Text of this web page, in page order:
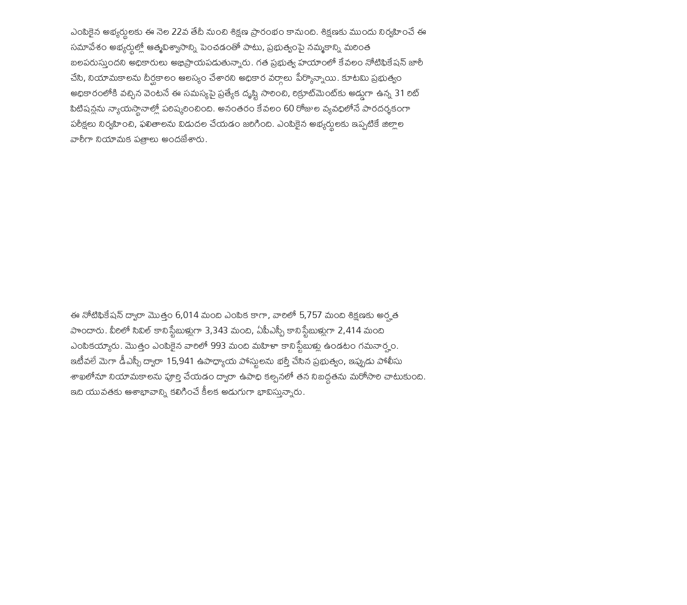
ఎంపికైన అభ్యర్థులకు ఈ నెల 22వ తేదీ నుంచి శిక్షణ ప్రారంభం కానుంది. శిక్షణకు ముందు నిర్వహించే ఈ
సమావేశం అభ్యర్థుల్లో ఆత్మవిశ్వాసాన్ని పెంచడంతో పాటు, ప్రభుత్వంపై నమ్మకాన్ని మరింత
బలపరుస్తుందని అధికారులు అభిప్రాయపడుతున్నారు. గత ప్రభుత్వ హయాంలో కేవలం నోటిఫికేషన్ జారీ
చేసి, నియామకాలను దీర్ఘకాలం ఆలస్యం చేశారని అధికార వర్గాలు పేర్కొన్నాయి. కూటమి ప్రభుత్వం
అధికారంలోకి వచ్చిన వెంటనే ఈ సమస్యపై ప్రత్యేక దృష్టి సారించి, రిక్రూట్‌మెంట్‌కు అడ్డుగా ఉన్న 31 రిట్
పిటిషన్లను న్యాయస్థానాల్లో పరిష్కరించింది. అనంతరం కేవలం 60 రోజుల వ్యవధిలోనే పారదర్శకంగా
పరీక్షలు నిర్వహించి, ఫలితాలను విడుదల చేయడం జరిగింది. ఎంపికైన అభ్యర్థులకు ఇప్పటికే జిల్లాల
వారీగా నియామక పత్రాలు అందజేశారు.
ఈ నోటిఫికేషన్ ద్వారా మొత్తం 6,014 మంది ఎంపిక కాగా, వారిలో 5,757 మంది శిక్షణకు అర్హత
పొందారు. వీరిలో సివిల్ కానిస్టేబుళ్లుగా 3,343 మంది, ఏపీఎస్పీ కానిస్టేబుళ్లుగా 2,414 మంది
ఎంపికయ్యారు. మొత్తం ఎంపికైన వారిలో 993 మంది మహిళా కానిస్టేబుళ్లు ఉండటం గమనార్హం.
ఇటీవలే మెగా డీఎస్సీ ద్వారా 15,941 ఉపాధ్యాయ పోస్టులను భర్తీ చేసిన ప్రభుత్వం, ఇప్పుడు పోలీసు
శాఖలోనూ నియామకాలను పూర్తి చేయడం ద్వారా ఉపాధి కల్పనలో తన నిబద్ధతను మరోసారి చాటుకుంది.
ఇది యువతకు ఆశాభావాన్ని కలిగించే కీలక అడుగుగా భావిస్తున్నారు.